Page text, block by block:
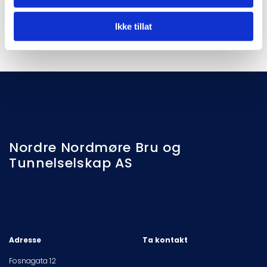
Ikke tillat
0
Nordre Nordmøre Bru og
Tunnelselskap AS
Adresse
Fosnagata 12
Ta kontakt